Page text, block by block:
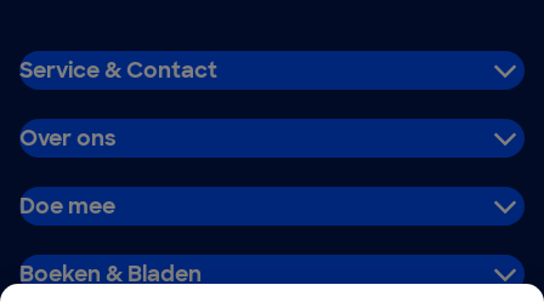
Service & Contact
Over ons
Doe mee
Boeken & Bladen